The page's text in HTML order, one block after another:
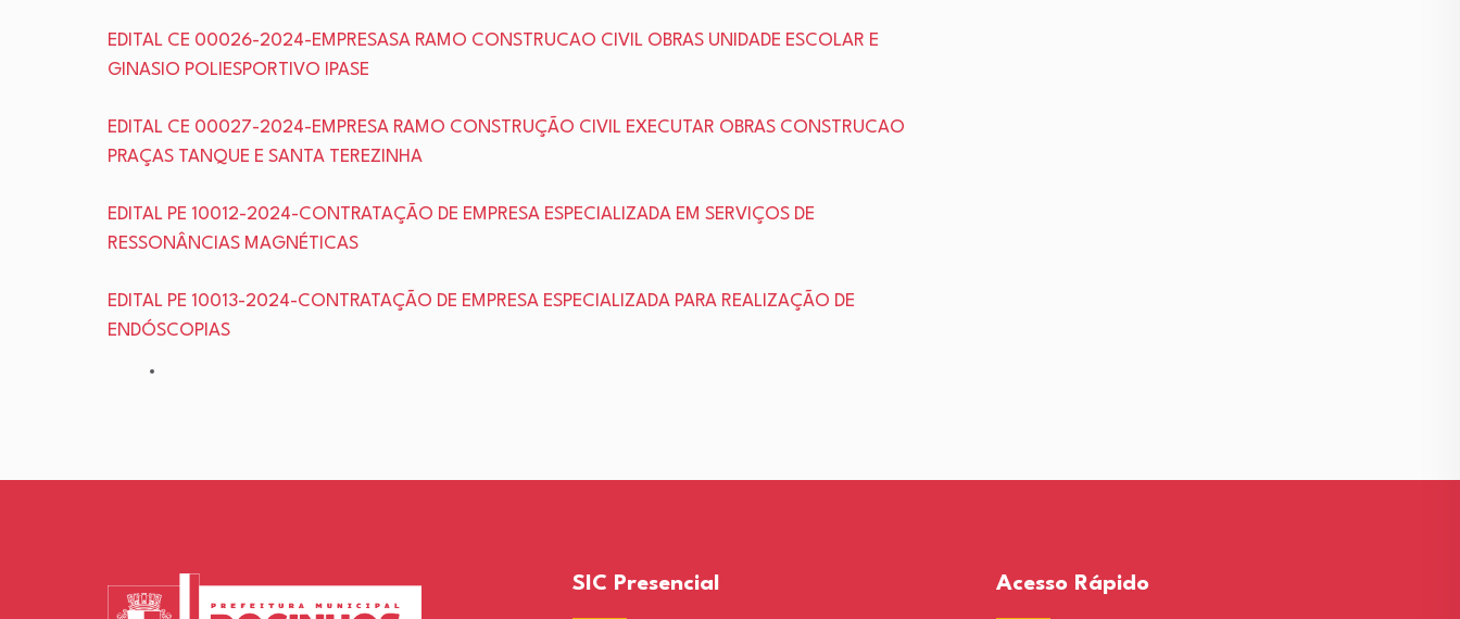
EDITAL CE 00026-2024-EMPRESASA RAMO CONSTRUCAO CIVIL OBRAS UNIDADE ESCOLAR E
GINASIO POLIESPORTIVO IPASE
EDITAL CE 00027-2024-EMPRESA RAMO CONSTRUÇÃO CIVIL EXECUTAR OBRAS CONSTRUCAO
PRAÇAS TANQUE E SANTA TEREZINHA
EDITAL PE 10012-2024-CONTRATAÇÃO DE EMPRESA ESPECIALIZADA EM SERVIÇOS DE
RESSONÂNCIAS MAGNÉTICAS
EDITAL PE 10013-2024-CONTRATAÇÃO DE EMPRESA ESPECIALIZADA PARA REALIZAÇÃO DE
ENDÓSCOPIAS
SIC Presencial Acesso Rápido